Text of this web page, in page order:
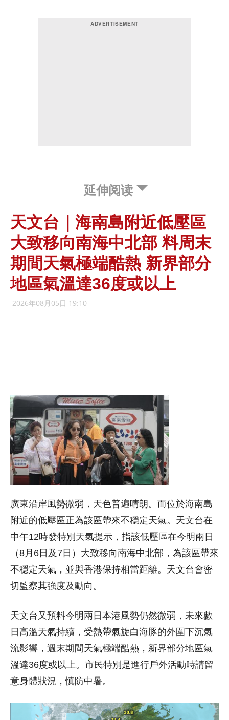
延伸阅读
天文台｜海南島附近低壓區
大致移向南海中北部 料周末
期間天氣極端酷熱 新界部分
地區氣溫達36度或以上
2026年08月05日 19:10
廣東沿岸風勢微弱，天色普遍晴朗。而位於海南島
附近的低壓區正為該區帶來不穩定天氣。天文台在
中午12時發特別天氣提示，指該低壓區在今明兩日
（8月6日及7日）大致移向南海中北部，為該區帶來
不穩定天氣，並與香港保持相當距離。天文台會密
切監察其強度及動向。
天文台又預料今明兩日本港風勢仍然微弱，未來數
日高溫天氣持續，受熱帶氣旋白海豚的外圍下沉氣
流影響，週末期間天氣極端酷熱，新界部分地區氣
溫達36度或以上。市民特別是進行戶外活動時請留
意身體狀況，慎防中暑。